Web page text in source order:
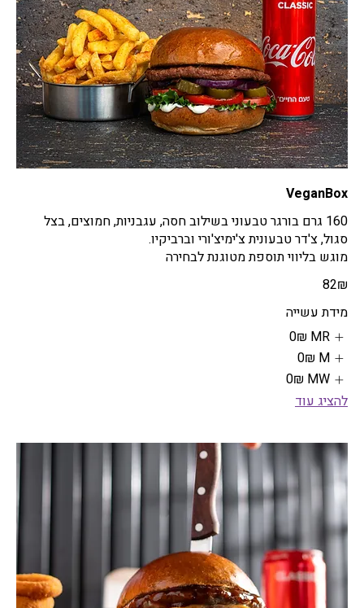
VeganBox
160 גרם בורגר טבעוני בשילוב חסה, עגבניות, חמוצים, בצל
מוגש בליווי תוספת מטוגנת לבחירה
‏82 ‏₪
מידת עשייה
MR
‏0 ‏₪
M
‏0 ‏₪
MW
‏0 ‏₪
להציג עוד